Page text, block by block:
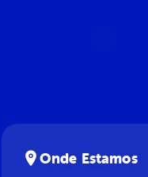
Onde Estamos